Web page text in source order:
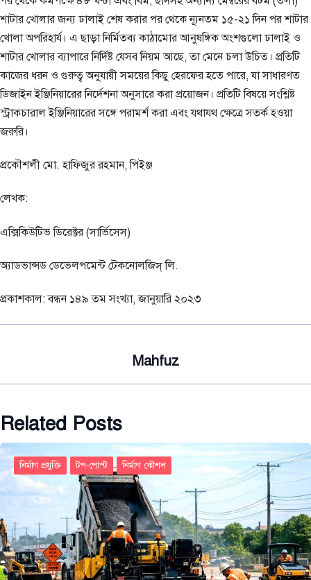
শাটার খোলার জন্য ঢালাই শেষ করার পর থেকে ন্যূনতম ১৫-২১ দিন পর শাটার
খোলা অপরিহার্য। এ ছাড়া নির্মিতব্য কাঠামোর আনুষঙ্গিক অংশগুলো ঢালাই ও
শাটার খোলার ব্যাপারে নির্দিষ্ট যেসব নিয়ম আছে, তা মেনে চলা উচিত। প্রতিটি
কাজের ধরন ও গুরুত্ব অনুযায়ী সময়ের কিছু হেরফের হতে পারে, যা সাধারণত
ডিজাইন ইঞ্জিনিয়ারের নির্দেশনা অনুসারে করা প্রয়োজন। প্রতিটি বিষয়ে সংশ্লিষ্ট
স্ট্রাকচারাল ইঞ্জিনিয়ারের সঙ্গে পরামর্শ করা এবং যথাযথ ক্ষেত্রে সতর্ক হওয়া
জরুরি।
প্রকৌশলী মো. হাফিজুর রহমান, পিইঞ্জ
লেখক:
এক্সিকিউটিভ ডিরেক্টর (সার্ভিসেস)
অ্যাডভান্সড ডেভেলপমেন্ট টেকনোলজিস্ লি.
প্রকাশকাল: বন্ধন ১৪৯ তম সংখ্যা, জানুয়ারি ২০২৩
Mahfuz
Related Posts
নির্মাণ প্রযুক্তি টপ-পোস্ট নির্মাণ কৌশল